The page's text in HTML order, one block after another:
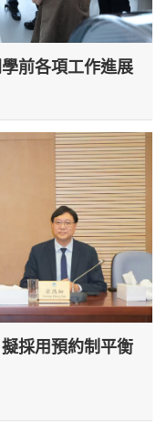
前各項工作進展
採用預約制平衡